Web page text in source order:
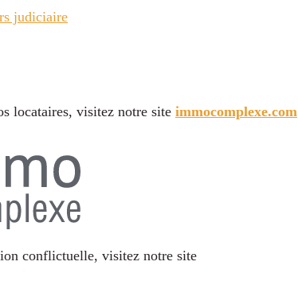
judiciaire
locataires, visitez notre site immocomplexe.com
conflictuelle, visitez notre site